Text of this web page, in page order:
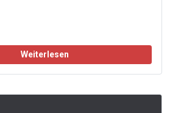
Weiterlesen